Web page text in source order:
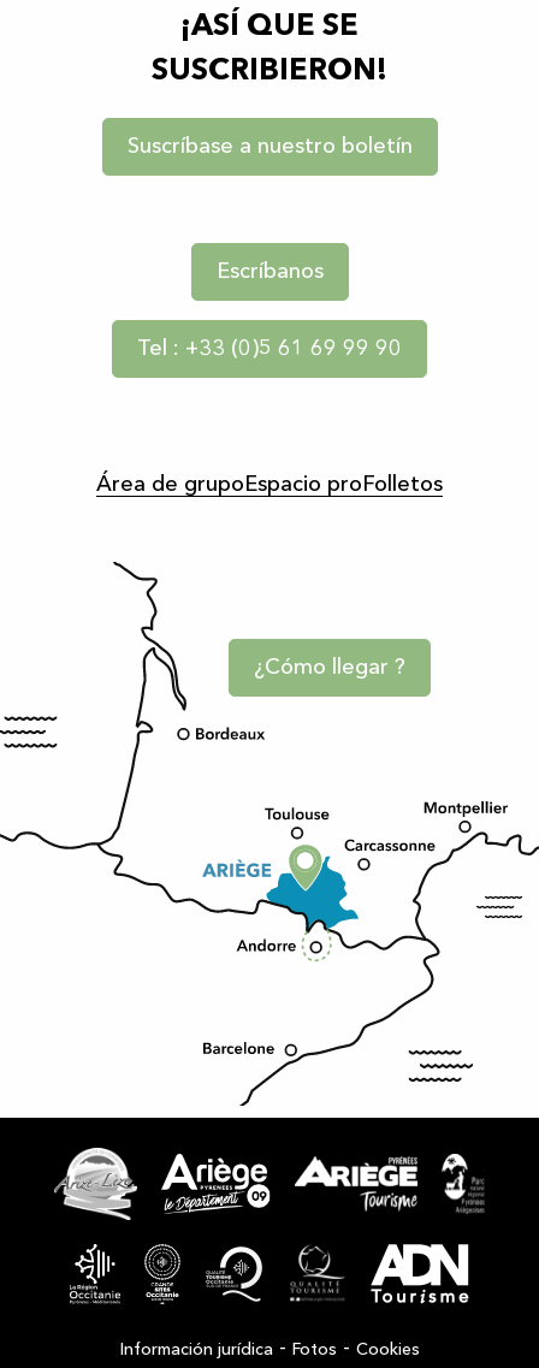
¡ASÍ QUE SE
SUSCRIBIERON!
Suscríbase a nuestro boletín
Escríbanos
Tel : +33 (0)5 61 69 99 90
Área de grupo Espacio pro Folletos
¿Cómo llegar ?
Información jurídica - Fotos - Cookies